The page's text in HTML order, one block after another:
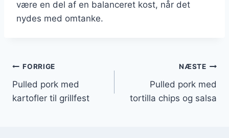
være en del af en balanceret kost, når det
nydes med omtanke.
Indlægsnavigation
FORRIGE
Pulled pork med
kartofler til grillfest
NÆSTE
Pulled pork med
tortilla chips og salsa